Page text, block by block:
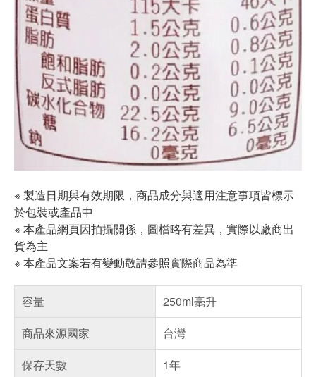
※ 製造日期與有效期限，商品成分與適用注意事項皆標示
於包裝或產品中
※ 本產品網頁因拍攝關係，圖檔略有差異，實際以廠商出
貨為主
※ 本產品文案若有變動敬請參照實際商品為準
容量
250ml毫升
商品來源國家
台灣
保存天數
1年